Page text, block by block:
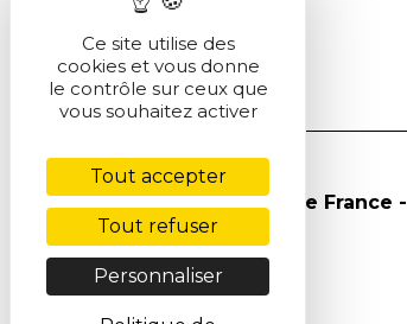
© Société Chimique de France -
2026
Ce site utilise des
cookies et vous donne
le contrôle sur ceux que
vous souhaitez activer
Tout accepter
Tout refuser
Personnaliser